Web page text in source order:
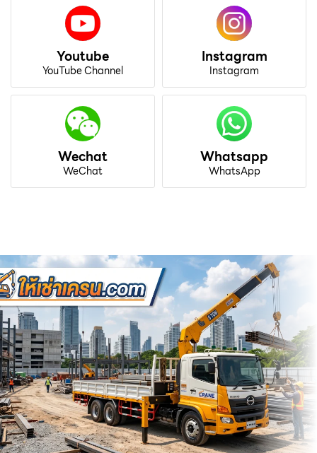
Youtube
YouTube Channel
Instagram
Instagram
Wechat
WeChat
Whatsapp
WhatsApp